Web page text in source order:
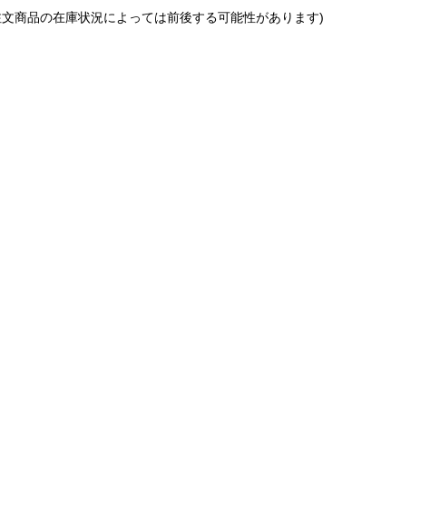
商品の在庫状況によっては前後する可能性があります)